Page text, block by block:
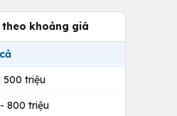
theo khoảng giá
500 triệu
800 triệu